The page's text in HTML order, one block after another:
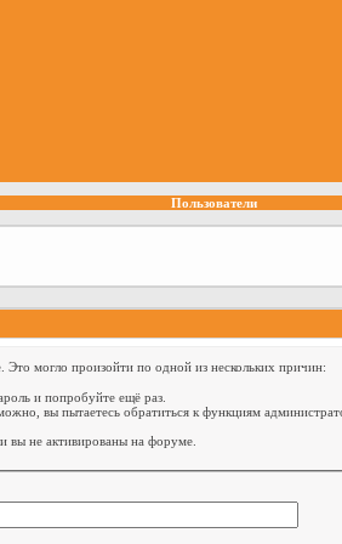
Пользователи
могло произойти по одной из нескольких причин:
и попробуйте ещё раз.
вы пытаетесь обратиться к функциям
вы не активированы на форуме.